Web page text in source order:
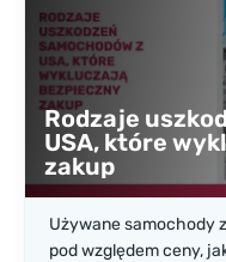
Rodzaje
USA, które
zakup
Używane samochody
pod względem ceny,